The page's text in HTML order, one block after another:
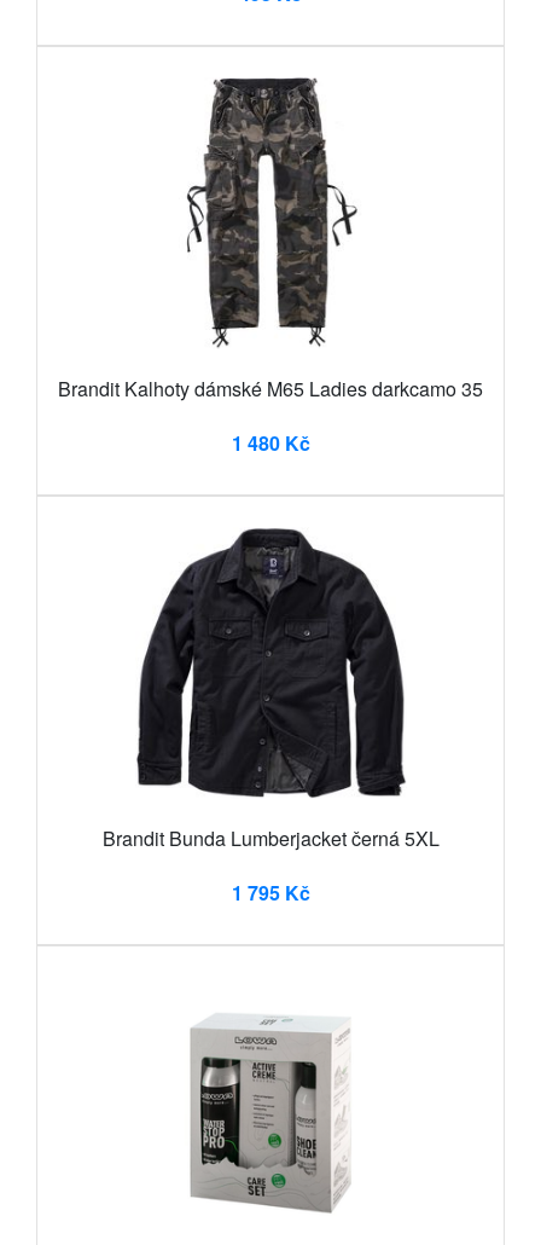
Brandit Kalhoty dámské M65 Ladies darkcamo 35
1 480 Kč
Brandit Bunda Lumberjacket černá 5XL
1 795 Kč